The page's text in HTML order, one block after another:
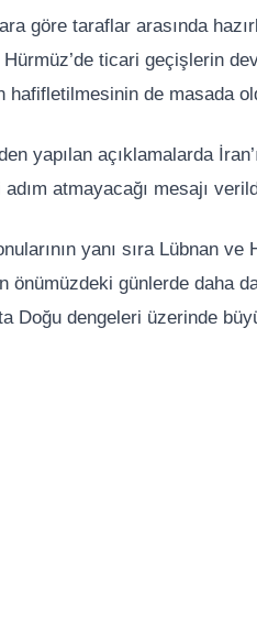
göre taraflar arasında
ticari geçişlerin
hafifletilmesinin de masada
yapılan açıklamalarda
atmayacağı mesajı
yanı sıra Lübnan ve
önümüzdeki günlerde daha
Doğu dengeleri üzerinde